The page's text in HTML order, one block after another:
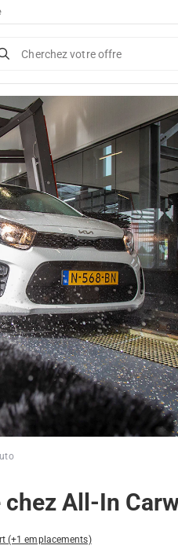
Cherchez votre offre
chez All-In
(+1 emplacements)